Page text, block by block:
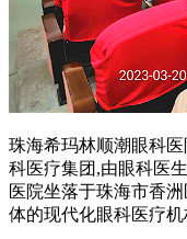
珠海希玛林顺潮眼科
科医疗集团,由眼科医
医院坐落于珠海市香
体的现代化眼科医疗